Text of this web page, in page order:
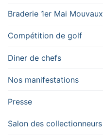
Braderie 1er Mai Mouvaux
Compétition de golf
Diner de chefs
Nos manifestations
Presse
Salon des collectionneurs